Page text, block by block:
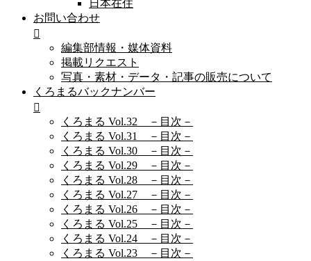
日本在住
お問い合わせ
編集部情報・媒体資料
掲載リクエスト
写真・素材・データ・記事の販売について
くろまるバックナンバー
くろまる Vol.32 －目次－
くろまる Vol.31 －目次－
くろまる Vol.30 －目次－
くろまる Vol.29 －目次－
くろまる Vol.28 －目次－
くろまる Vol.27 －目次－
くろまる Vol.26 －目次－
くろまる Vol.25 －目次－
くろまる Vol.24 －目次－
くろまる Vol.23 －目次－